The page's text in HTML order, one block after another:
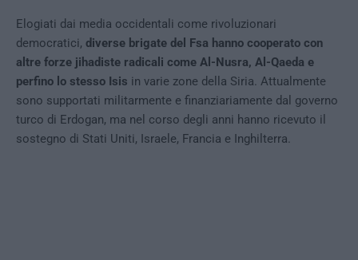
Elogiati dai media occidentali come rivoluzionari
democratici, diverse brigate del Fsa hanno cooperato con
altre forze jihadiste radicali come Al-Nusra, Al-Qaeda e
perfino lo stesso Isis in varie zone della Siria. Attualmente
sono supportati militarmente e finanziariamente dal governo
turco di Erdogan, ma nel corso degli anni hanno ricevuto il
sostegno di Stati Uniti, Israele, Francia e Inghilterra.